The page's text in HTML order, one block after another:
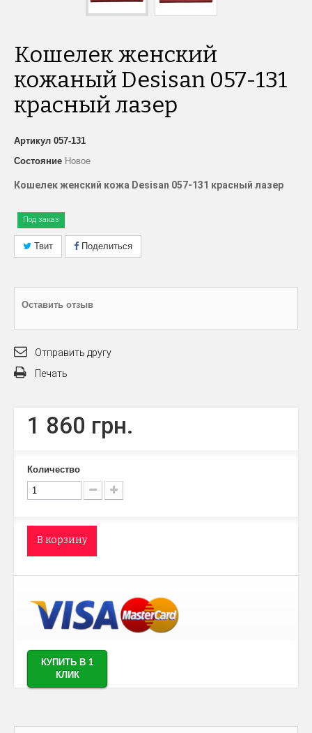
Кошелек женский
кожаный Desisan 057-131
красный лазер
Артикул 057-131
Состояние Новое
Кошелек женский кожа Desisan 057-131 красный лазер
Под заказ
Твит Поделиться
Оставить отзыв
Отправить другу
Печать
1 860 грн.
Количество
В корзину
КУПИТЬ В 1
КЛИК